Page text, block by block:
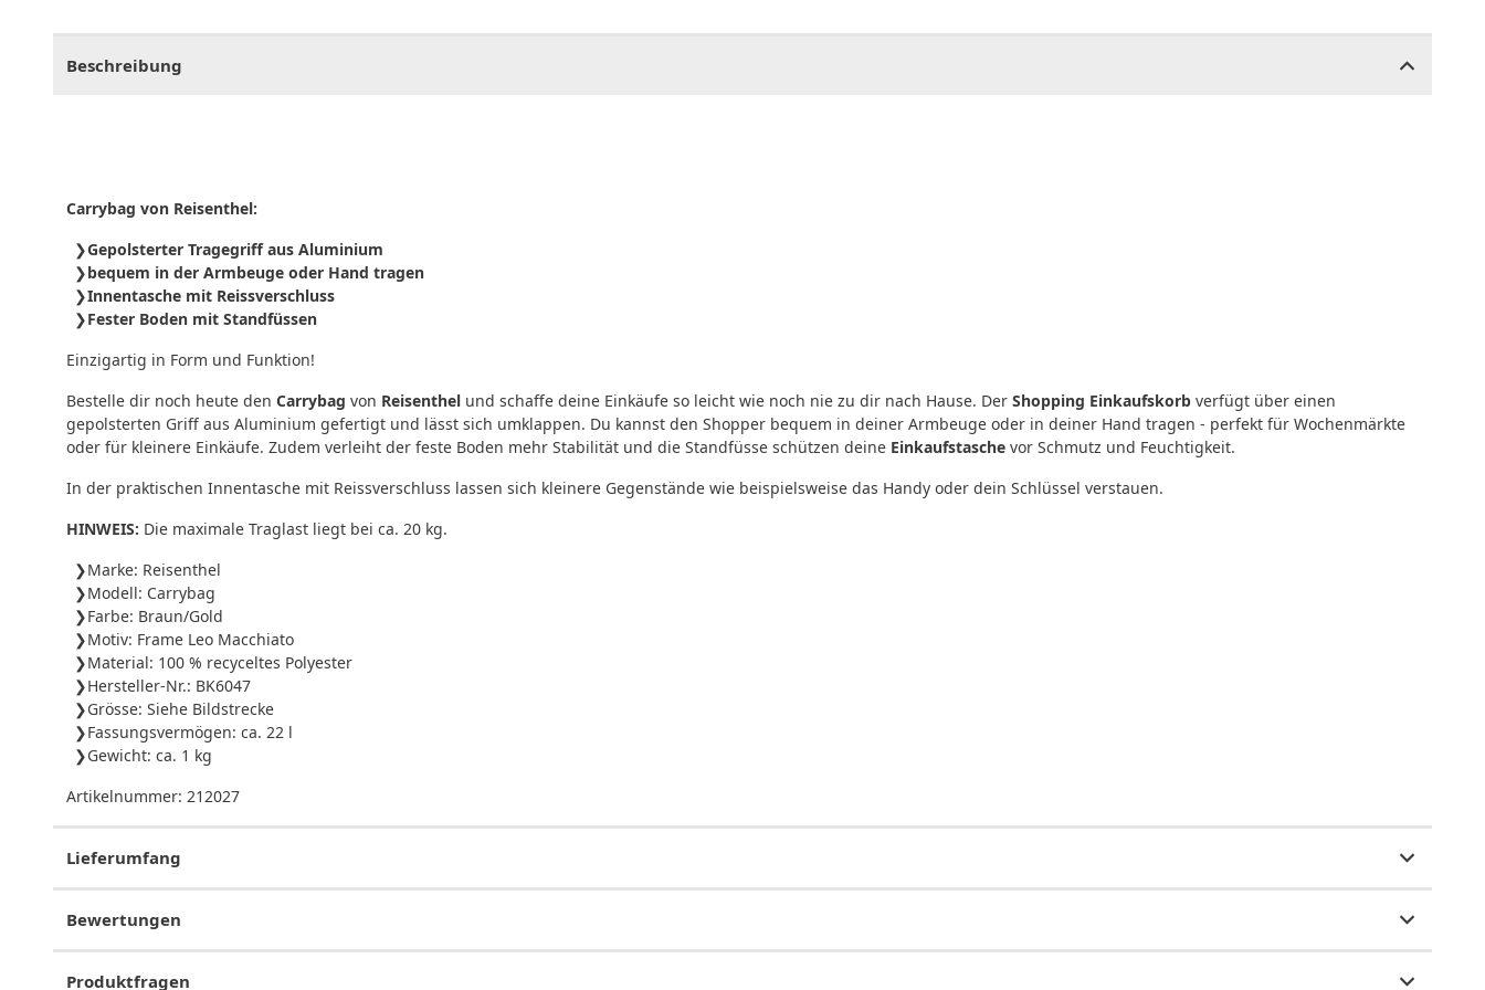
Beschreibung
Carrybag von Reisenthel:
Gepolsterter Tragegriff aus Aluminium
bequem in der Armbeuge oder Hand tragen
Innentasche mit Reissverschluss
Fester Boden mit Standfüssen
Einzigartig in Form und Funktion!
Bestelle dir noch heute den Carrybag von Reisenthel und schaffe deine Einkäufe so leicht wie noch nie zu dir nach Hause. Der Shopping Einkaufskorb verfügt über einen
gepolsterten Griff aus Aluminium gefertigt und lässt sich umklappen. Du kannst den Shopper bequem in deiner Armbeuge oder in deiner Hand tragen - perfekt für Wochenmärkte
oder für kleinere Einkäufe. Zudem verleiht der feste Boden mehr Stabilität und die Standfüsse schützen deine Einkaufstasche vor Schmutz und Feuchtigkeit.
In der praktischen Innentasche mit Reissverschluss lassen sich kleinere Gegenstände wie beispielsweise das Handy oder dein Schlüssel verstauen.
HINWEIS: Die maximale Traglast liegt bei ca. 20 kg.
Marke: Reisenthel
Modell: Carrybag
Farbe: Braun/Gold
Motiv: Frame Leo Macchiato
Material: 100 % recyceltes Polyester
Hersteller-Nr.: BK6047
Grösse: Siehe Bildstrecke
Fassungsvermögen: ca. 22 l
Gewicht: ca. 1 kg
Artikelnummer: 212027
Lieferumfang
Bewertungen
Produktfragen